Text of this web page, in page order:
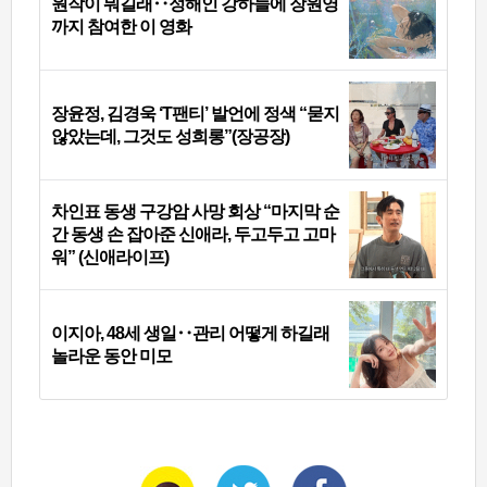
까지 참여한 이 영화
장윤정, 김경욱 ‘T팬티’ 발언에 정색 “묻지
않았는데, 그것도 성희롱”(장공장)
차인표 동생 구강암 사망 회상 “마지막 순
간 동생 손 잡아준 신애라, 두고두고 고마
워” (신애라이프)
이지아, 48세 생일‥관리 어떻게 하길래
놀라운 동안 미모